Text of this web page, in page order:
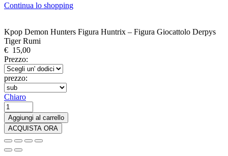
Continua lo shopping
Kpop Demon Hunters Figura Huntrix – Figura Giocattolo Derpys
Tiger Rumi
€ 15,00
Prezzo:
prezzo:
Chiaro
Kpop
Demon
Hunters
Figure
Huntrix
-
Aggiungi al carrello
ACQUISTA ORA